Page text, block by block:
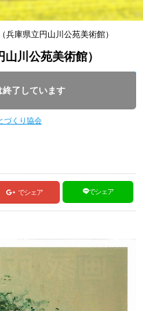
庫県立円山川公苑美術館）
川公苑美術館）
了しています
づくり協会
でシェア でシェア